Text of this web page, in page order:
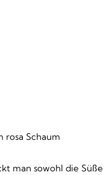
Schaum
man sowohl die Süße